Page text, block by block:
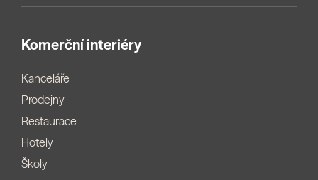
Komerční interiéry
Kanceláře
Prodejny
Restaurace
Hotely
Školy